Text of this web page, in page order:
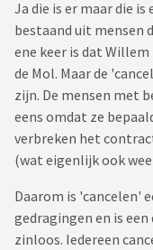
Ja die is er maar die
bestaand uit mensen
ene keer is dat
de Mol. Maar de
zijn. De mensen met
eens omdat ze
verbreken het
(wat eigenlijk ook
Daarom is 'cancelen'
gedragingen en is
zinloos. Iedereen